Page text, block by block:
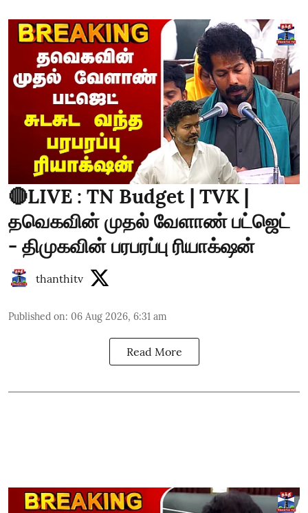
🔴LIVE : TN Budget | TVK |
தவெகவின் முதல் வேளாண் பட்ஜெட்
- திமுகவின் பரபரப்பு ரியாக்‌ஷன்
thanthitv
Published on: 06 Aug 2026, 6:31 am
Read More